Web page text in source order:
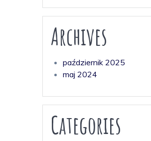
Archives
październik 2025
maj 2024
Categories